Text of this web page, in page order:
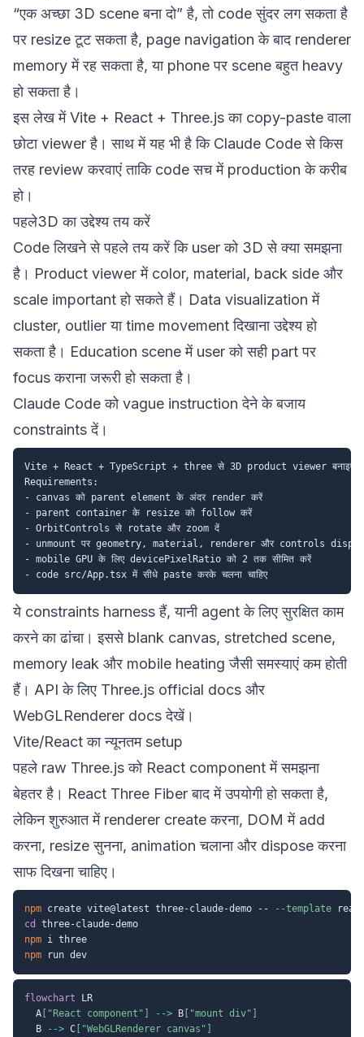
“एक अच्छा 3D scene बना दो” है, तो code सुंदर लग सकता है
पर resize टूट सकता है, page navigation के बाद renderer
memory में रह सकता है, या phone पर scene बहुत heavy
हो सकता है।
इस लेख में Vite + React + Three.js का copy-paste वाला
छोटा viewer है। साथ में यह भी है कि Claude Code से किस
तरह review करवाएं ताकि code सच में production के करीब
हो।
पहले3D का उद्देश्य तय करें
Code लिखने से पहले तय करें कि user को 3D से क्या समझना
है। Product viewer में color, material, back side और
scale important हो सकते हैं। Data visualization में
cluster, outlier या time movement दिखाना उद्देश्य हो
सकता है। Education scene में user को सही part पर
focus कराना जरूरी हो सकता है।
Claude Code को vague instruction देने के बजाय
constraints दें।
Vite + React + TypeScript + three से 3D product viewer बनाइए।
Requirements:
- canvas को parent element के अंदर render करें
- parent container के resize को follow करें
- OrbitControls से rotate और zoom दें
- unmount पर geometry, material, renderer और controls
- mobile GPU के लिए devicePixelRatio को 2 तक सीमित करें
ये constraints harness हैं, यानी agent के लिए सुरक्षित काम
करने का ढांचा। इससे blank canvas, stretched scene,
memory leak और mobile heating जैसी समस्याएं कम होती
हैं। API के लिए Three.js official docs और
WebGLRenderer docsदेखें।
Vite/React का न्यूनतम setup
पहले raw Three.js को React component में समझना
बेहतर है। React Three Fiber बाद में उपयोगी हो सकता है,
लेकिन शुरुआत में renderer create करना, DOM में add
करना, resize सुनना, animation चलाना और dispose करना
साफ दिखना चाहिए।
npm create vite@latest three-claude-demo --
--template
cd
npm
npm
flowchart LR
  A
["React component"] --> B ["mount div"]
  B
--> C ["WebGLRenderer canvas"]